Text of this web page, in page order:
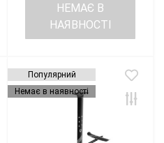
НЕМАЄ В
НАЯВНОСТІ
Популярний
Немає в наявності